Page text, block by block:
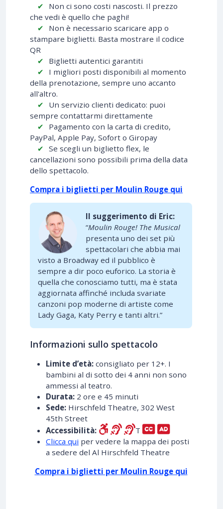
Non ci sono costi nascosti. Il prezzo
che vedi è quello che paghi!
Non è necessario scaricare app o
stampare biglietti. Basta mostrare il codice
QR
Biglietti autentici garantiti
I migliori posti disponibili al momento
della prenotazione, sempre uno accanto
all'altro.
Un servizio clienti dedicato: puoi
sempre contattarmi direttamente
Pagamento con la carta di credito,
PayPal, Apple Pay, Sofort o Giropay
Se scegli un biglietto flex, le
cancellazioni sono possibili prima della data
dello spettacolo.
Compra i biglietti per Moulin Rouge qui
Il suggerimento di Eric:
“Moulin Rouge! The Musical
presenta uno dei set più
spettacolari che abbia mai
visto a Broadway ed il pubblico è
sempre a dir poco euforico. La storia è
quella che conosciamo tutti, ma è stata
aggiornata affinché includa svariate
canzoni pop moderne di artiste come
Lady Gaga, Katy Perry e tanti altri.”
Informazioni sullo spettacolo
Limite d’età: consigliato per 12+. I
bambini al di sotto dei 4 anni non sono
ammessi al teatro.
Durata: 2 ore e 45 minuti
Sede: Hirschfeld Theatre, 302 West
45th Street
Accessibilità:
T
Clicca qui per vedere la mappa dei posti
a sedere del Al Hirschfeld Theatre
Compra i biglietti per Moulin Rouge qui